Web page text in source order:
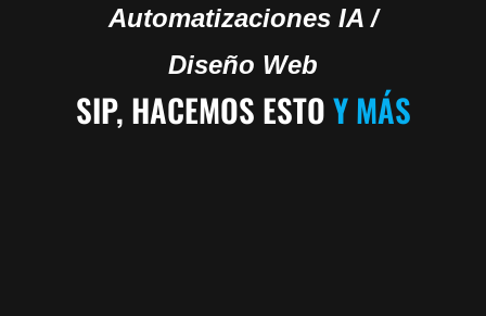
Automatizaciones IA /
Diseño Web
SIP, HACEMOS ESTOY MÁS